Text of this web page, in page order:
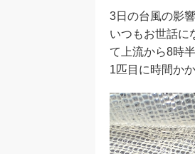
3日の台風の影
いつもお世話に
て上流から8時
1匹目に時間か